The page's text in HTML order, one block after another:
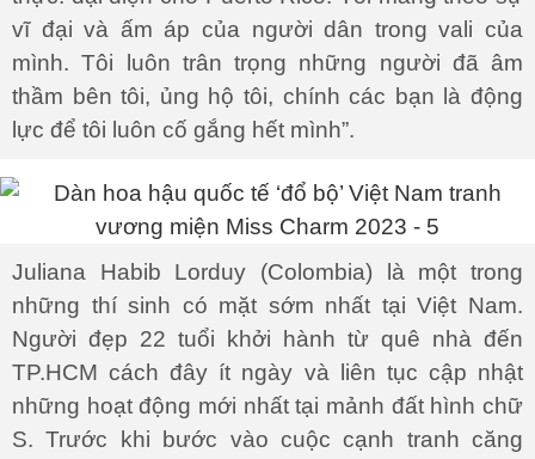
vĩ đại và ấm áp của người dân trong vali của
mình. Tôi luôn trân trọng những người đã âm
thầm bên tôi, ủng hộ tôi, chính các bạn là động
lực để tôi luôn cố gắng hết mình”.
Juliana Habib Lorduy (Colombia) là một trong
những thí sinh có mặt sớm nhất tại Việt Nam.
Người đẹp 22 tuổi khởi hành từ quê nhà đến
TP.HCM cách đây ít ngày và liên tục cập nhật
những hoạt động mới nhất tại mảnh đất hình chữ
S. Trước khi bước vào cuộc cạnh tranh căng